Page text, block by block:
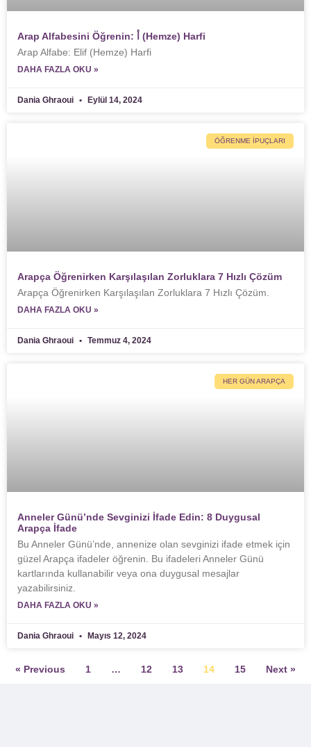
Arap Alfabesini Öğrenin: أ (Hemze) Harfi
Arap Alfabe: Elif (Hemze) Harfi
DAHA FAZLA OKU »
Dania Ghraoui Eylül 14, 2024
ÖĞRENME İPUÇLARI
Arapça Öğrenirken Karşılaşılan Zorluklara 7 Hızlı Çözüm
Arapça Öğrenirken Karşılaşılan Zorluklara 7 Hızlı Çözüm.
DAHA FAZLA OKU »
Dania Ghraoui Temmuz 4, 2024
HER GÜN ARAPÇA
Anneler Günü’nde Sevginizi İfade Edin: 8 Duygusal
Arapça İfade
Bu Anneler Günü’nde, annenize olan sevginizi ifade etmek için
güzel Arapça ifadeler öğrenin. Bu ifadeleri Anneler Günü
kartlarında kullanabilir veya ona duygusal mesajlar
yazabilirsiniz.
DAHA FAZLA OKU »
Dania Ghraoui Mayıs 12, 2024
« Previous 1 … 12 13 14 15 Next »